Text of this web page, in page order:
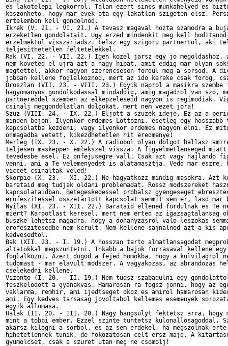
es lakotelepi legkorrol. Talan ezert sincs munkahelyed es
koszonheto, hogy mar evek ota egy lakatlan szigeten elsz.
ertelemben kell gondolnod.
Ikrek (V. 21. - VI. 21.) A tavasz magaval hozta szamodra a
erzeketlen gondolatait. Ugy erzed mindenkit meg kell
erzelmektol visszariadsz. Felsz egy szigoru partnertol, aki
teljesithetetlen feltetelekkel.
Rak (VI. 22. - VII. 22.) Igen kozel jarsz egy jo megoldashoz,
nem koveted el ujra azt a nagy hibat, amit eddig mar olyan
megtettel, akkor nagyon szerencsesen fordul meg a sorsod. A
jobban kellene foglalkoznod, mert az ido kereke csak forog,
Oroszlan (VII. 23. - VIII. 23.) Egyik naprol a masikra szembe
hagyomanyos gondolkodassal mindaddig, amig magadrol van szo,
partnereddel szemben az elkepzeleseid nagyon is regimodiak.
csinalj meggondolatlan dolgokat, mert nem vezet jora!
Szuz (VIII. 24. - IX. 22.) Eljott a szuzek ideje. Ez az a
minden bejon. Ilyenkor erdemes Lottozni, esetleg egy hosszabb
kapcsolatba kezdeni, vagy ilyenkor erdemes nagyon elni. Ez
onmagadba vetett, kikezdhetetlen hit eredmenye!
Merleg (IX. 23. - X. 22.) A radiobol olyan dolgot hallasz
teljesen maskeppen emlekszel vissza. A figyelmetlenseged miatt
tevedesbe esel. Ez onfejusegre vall. Csak azt vagy hajlando
venni, ami a Te velemenyedet is alatamasztja. Vedd mar eszre,
viccet csinaltak veled!
Skorpio (X. 23. - XI. 22.) Ne hagyatkozz mindig masokra. Azt
barataid meg tudjak oldani problemadat. Rossz modszereket
kapcsolataidban. Betegeskedessel probalsz gyengeseget
erofeszitessel osszetartott kapcsolat semmit sem er, lasd mar
Nyilas (XI. 23. - XII. 22.) Barataid ellened fordulnak es Te
miert? Karpotlast keresel, mert nem erted az igazsagtalansag
buszke lehetsz magadra, hogy a dohanyzasrol valo leszokas
erofeszitesedbe nem kerult. Nem kellene sajnalnod azt a kis
kedvesedtol.
Bak (XII. 23. - I. 19.) A hosszan tarto almatlansagodat
altatokkal megszuntetni. Inkabb a bajok forrasaval kellene
foglalkozni. Azert dugod a fejed homokba, hogy a kulvilagrol
tudomast - mar elavult modszer. A vagyakozas, az abrandozas
cselekedni kellene.
Vizonto (I. 20. - II. 19.) Nem tudsz szabadulni egy
feszkelodott a gyanakvas. Hamarosan ra fogsz jonni, hogy az
vaklarma, remhir, ami ijedtseget okoz es amirol hamarosan
ami. Egy kedves tarsasag jovoltabol kellemes esemenyek
egyik allomasa.
Halak (II. 20. - III. 20.) Nagy hangsulyt fektetsz arra, hogy
mint a tobbi ember. Ezzel szinte tuntetsz kulonallosagoddal.
akarsz kilogni a sorbol, es az sem erdekel, ha megszolnak
hihetetlennek tunik, de fokozatosan celt ersz majd. A
gyumolcset, csak a szuret utan meg ne csomolj!